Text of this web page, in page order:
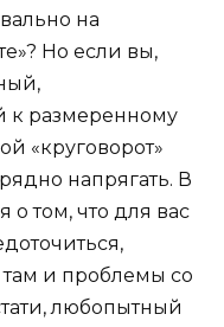
на
Но если вы,
к размеренному
«круговорот»
напрягать. В
о том, что для вас
там и проблемы со
любопытный